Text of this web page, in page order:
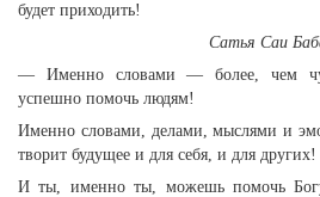
будет приходить!
Сатья Саи
— Именно словами — более, чем
успешно помочь людям!
Именно словами, делами, мыслями и
творит будущее и для себя, и для других!
И ты, именно ты, можешь помочь